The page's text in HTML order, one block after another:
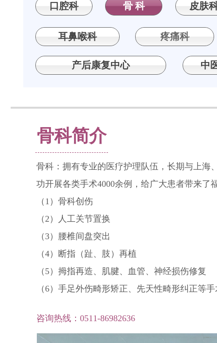
中
耳鼻喉科
口腔科 皮肤
产后康复中心
疼痛科
骨 科
骨科简介
骨科：拥有专业的医疗护理队伍，长期与上海
功开展各类手术4000余例，给广大患者带来了
（1）骨科创伤
（2）人工关节置换
（3）腰椎间盘突出
（4）断指（趾、肢）再植
（5）拇指再造、肌腱、血管、神经损伤修复
（6）手足外伤畸形矫正、先天性畸形纠正等
咨询热线：0511-86982636